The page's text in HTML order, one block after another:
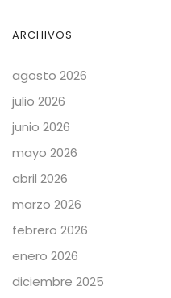
ARCHIVOS
agosto 2026
julio 2026
junio 2026
mayo 2026
abril 2026
marzo 2026
febrero 2026
enero 2026
diciembre 2025